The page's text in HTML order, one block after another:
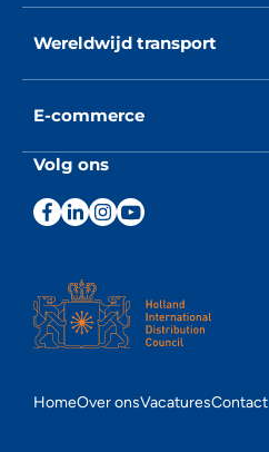
Wereldwijd transport
E-commerce
Volg ons
HomeOver onsVacaturesContact